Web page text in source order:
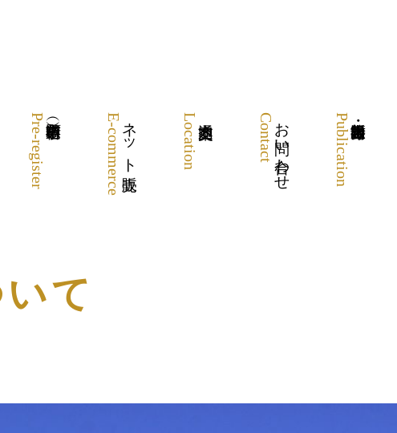
Pre-register ネット販売
E-commerce Location お問い合わせ
Contact Publication
て